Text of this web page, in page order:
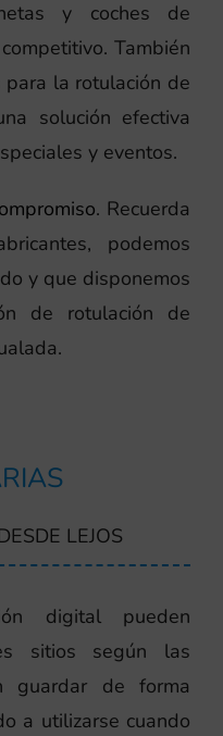
y coches de
También
la rotulación de
solución efectiva
y eventos.
. Recuerda
podemos
y que disponemos
de rotulación de
LEJOS
digital pueden
sitios según las
guardar de forma
a utilizarse cuando